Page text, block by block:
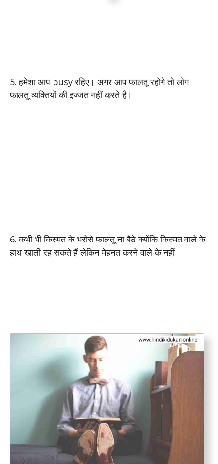
5. हमेशा आप busy रहिए। अगर आप फालतू रहोगे तो लोग
फालतू व्यक्तियों की इज्जत नहीं करते है।
6. कभी भी किस्मत के भरोसे फालतू ना बैठे क्योंकि किस्मत वाले के
हाथ खाली रह सकते हैं लेकिन मेहनत करने वाले के नहीं